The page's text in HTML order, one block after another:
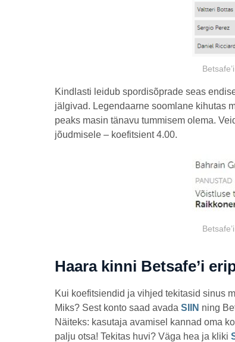
Kindlasti leidub spordisõprade seas
jälgivad. Legendaarne soomlane kihutas
peaks masin tänavu tummisem olema.
jõudmisele – koefitsient 4.00.
Haara kinni Betsafe’i
Kui koefitsiendid ja vihjed tekitasid sinus
Miks? Sest konto saad avada SIIN ning
Näiteks: kasutaja avamisel kannad oma
palju otsa! Tekitas huvi? Väga hea ja kliki